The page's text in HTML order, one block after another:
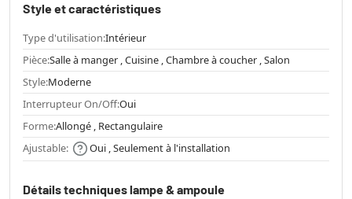
Style et caractéristiques
Type d'utilisation:Intérieur
Pièce:Salle à manger , Cuisine , Chambre à coucher , Salon
Style:Moderne
Interrupteur On/Off:Oui
Forme:Allongé , Rectangulaire
Ajustable:
Oui , Seulement à l'installation
Détails techniques lampe & ampoule